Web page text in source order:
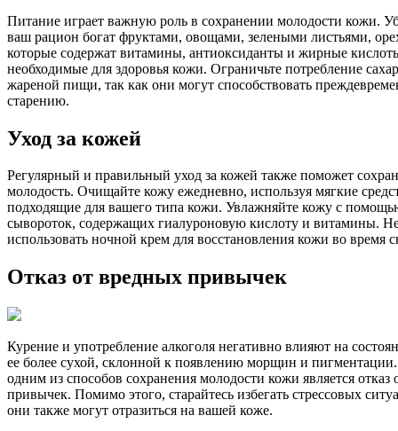
Питание играет важную роль в сохранении молодости кожи.
ваш рацион богат фруктами, овощами, зелеными листьями,
которые содержат витамины, антиоксиданты и жирные
необходимые для здоровья кожи. Ограничьте потребление
жареной пищи, так как они могут способствовать
старению.
Уход за кожей
Регулярный и правильный уход за кожей также поможет
молодость. Очищайте кожу ежедневно, используя мягкие
подходящие для вашего типа кожи. Увлажняйте кожу с
сывороток, содержащих гиалуроновую кислоту и витамины.
использовать ночной крем для восстановления кожи во время
Отказ от вредных привычек
Курение и употребление алкоголя негативно влияют на
ее более сухой, склонной к появлению морщин и
одним из способов сохранения молодости кожи является отказ
привычек. Помимо этого, старайтесь избегать стрессовых
они также могут отразиться на вашей коже.